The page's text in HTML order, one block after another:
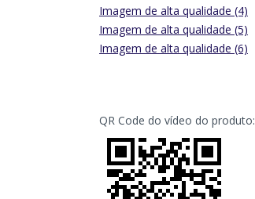
Imagem de alta qualidade (4)
Imagem de alta qualidade (5)
Imagem de alta qualidade (6)
QR Code do vídeo do produto: